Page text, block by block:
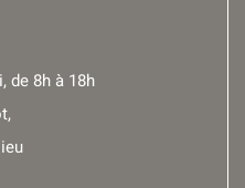
de 8h à 18h